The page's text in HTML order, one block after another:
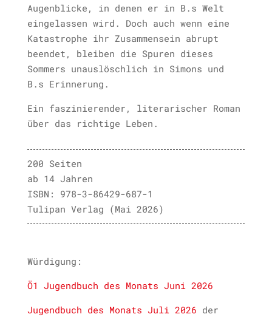
Augenblicke, in denen er in B.s Welt
eingelassen wird. Doch auch wenn eine
Katastrophe ihr Zusammensein abrupt
beendet, bleiben die Spuren dieses
Sommers unauslöschlich in Simons und
B.s Erinnerung.
Ein faszinierender, literarischer Roman
über das richtige Leben.
200 Seiten
ab 14 Jahren
ISBN: 978-3-86429-687-1
Tulipan Verlag (Mai 2026)
Würdigung:
Ö1 Jugendbuch des Monats Juni 2026
Jugendbuch des Monats Juli 2026 der